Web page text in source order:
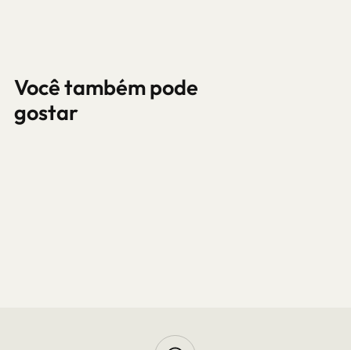
Você também pode
gostar